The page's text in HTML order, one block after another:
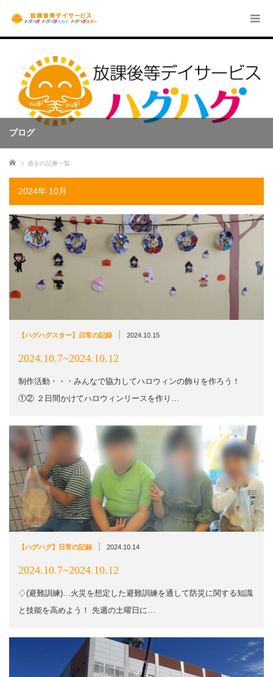
ブログ
ホーム 過去の記事一覧
2024年 10月
【ハグハグスター】日常の記録 2024.10.15
2024.10.7~2024.10.12
制作活動・・・みんなで協力してハロウィンの飾りを作ろう！
①② ２日間かけてハロウィンリースを作り…
【ハグハグ】日常の記録 2024.10.14
2024.10.7~2024.10.12
♢(避難訓練)…火災を想定した避難訓練を通して防災に関する知識
と技能を高めよう！ 先週の土曜日に…